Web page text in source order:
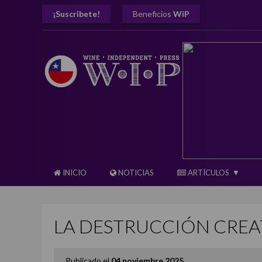
¡Suscribete! Beneficios WiP
INICIO NOTICIAS ARTÍCULOS
LA DESTRUCCIÓN